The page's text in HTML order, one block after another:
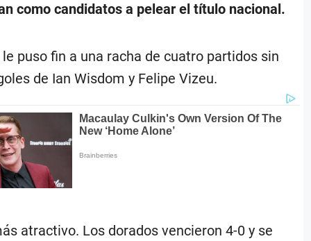
como candidatos a pelear el título nacional.
puso fin a una racha de cuatro partidos sin
de Ian Wisdom y Felipe Vizeu.
atractivo. Los dorados vencieron 4-0 y se